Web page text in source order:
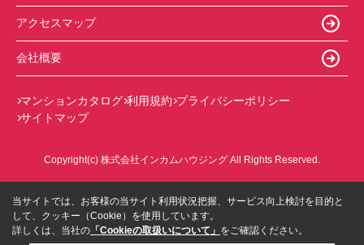
アクセスマップ
会社概要
マンションカタログ 利用規約 プライバシーポリシー
サイトマップ
Copyright(c) 株式会社インカムハウジング All Rights Reserved.
当サイトでは、お客様の当サイト利用状況把握、サービス向上検討を目的と
して、クッキー（Cookie）を使用しています。
詳しくは、当社の 「Cookieの取扱いについて」 をご確認ください。